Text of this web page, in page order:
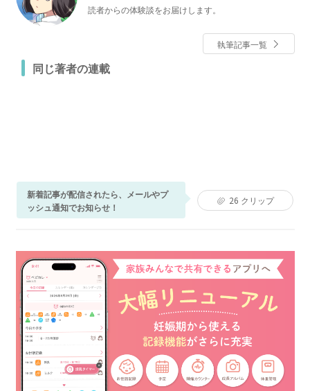
読者からの体験談をお届けします。
執筆記事一覧
同じ著者の連載
新着記事が配信されたら、メールやプ
ッシュ通知でお知らせ！
26 クリップ